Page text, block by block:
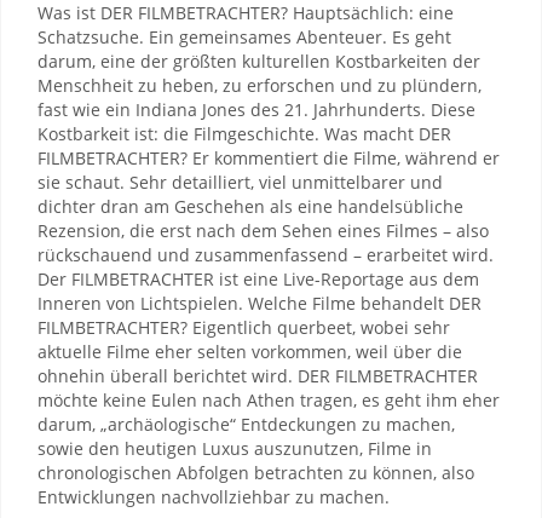
Was ist DER FILMBETRACHTER? Hauptsächlich: eine
Schatzsuche. Ein gemeinsames Abenteuer. Es geht
darum, eine der größten kulturellen Kostbarkeiten der
Menschheit zu heben, zu erforschen und zu plündern,
fast wie ein Indiana Jones des 21. Jahrhunderts. Diese
Kostbarkeit ist: die Filmgeschichte. Was macht DER
FILMBETRACHTER? Er kommentiert die Filme, während er
sie schaut. Sehr detailliert, viel unmittelbarer und
dichter dran am Geschehen als eine handelsübliche
Rezension, die erst nach dem Sehen eines Filmes – also
rückschauend und zusammenfassend – erarbeitet wird.
Der FILMBETRACHTER ist eine Live-Reportage aus dem
Inneren von Lichtspielen. Welche Filme behandelt DER
FILMBETRACHTER? Eigentlich querbeet, wobei sehr
aktuelle Filme eher selten vorkommen, weil über die
ohnehin überall berichtet wird. DER FILMBETRACHTER
möchte keine Eulen nach Athen tragen, es geht ihm eher
darum, „archäologische“ Entdeckungen zu machen,
sowie den heutigen Luxus auszunutzen, Filme in
chronologischen Abfolgen betrachten zu können, also
Entwicklungen nachvollziehbar zu machen.